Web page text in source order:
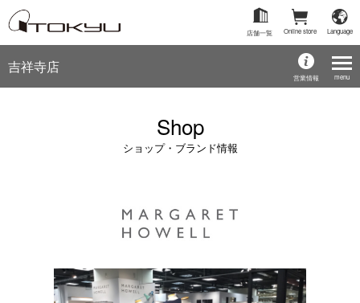
Language
Online store
店舗一覧
吉祥寺店
営業情報
Shop
ショップ・ブランド情報
menu